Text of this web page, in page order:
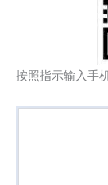
按照指示输入手